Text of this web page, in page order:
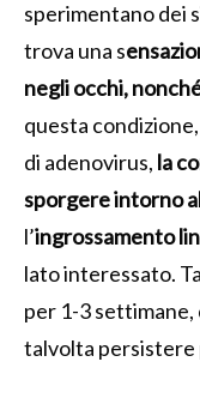
sperimentano dei
trova una s
negli occhi,
questa
di adenovirus, la
sporgere intorno
l’ingrossamento
lato interessato.
per 1-3
talvolta persistere